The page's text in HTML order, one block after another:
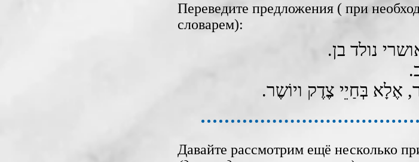
Переведите предложения ( при
словарем):
Давайте рассмотрим ещё несколько